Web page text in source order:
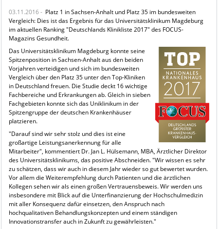
ÜBER UNS
INTERNATIONAL
INTRANET
03.11.2016 - Platz 1 in Sachsen-Anhalt und Platz 35 im bundesweiten
Vergleich: Dies ist das Ergebnis für das Universitätsklinikum Magdeburg
im aktuellen Ranking "Deutschlands Klinikliste 2017" des FOCUS-
Magazins Gesundheit.
Das Universitätsklinikum Magdeburg konnte seine
Spitzenposition in Sachsen-Anhalt aus den beiden
Vorjahren verteidigen und sich im bundesweiten
Vergleich über den Platz 35 unter den Top-Kliniken
in Deutschland freuen. Die Studie deckt 16 wichtige
Fachbereiche und Erkrankungen ab. Gleich in sieben
Fachgebieten konnte sich das Uniklinikum in der
Spitzengruppe der deutschen Krankenhäuser
platzieren.
"Darauf sind wir sehr stolz und dies ist eine
großartige Leistungsanerkennung für alle
Mitarbeiter", kommentiert Dr. Jan L. Hülsemann, MBA, Ärztlicher Direktor
des Universitätsklinikums, das positive Abschneiden. "Wir wissen es sehr
zu schätzen, dass wir auch in diesem Jahr wieder so gut bewertet wurden.
Vor allem die Weiterempfehlung durch Patienten und die ärztlichen
Kollegen sehen wir als einen großen Vertrauensbeweis. Wir werden uns
insbesondere mit Blick auf die Unterfinanzierung der Hochschulmedizin
mit aller Konsequenz dafür einsetzen, den Anspruch nach
hochqualitativen Behandlungskonzepten und einem ständigen
Innovationstransfer auch in Zukunft zu gewährleisten."